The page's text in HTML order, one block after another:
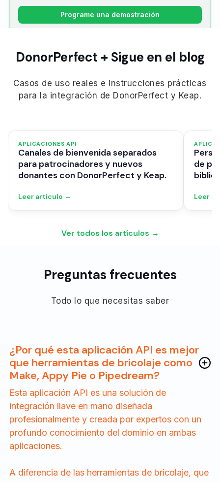
Programe una demostración
DonorPerfect + Sigue en el blog
Casos de uso reales e instrucciones prácticas
para la integración de DonorPerfect y Keap.
APLICACIONES API
Canales de bienvenida separados
para patrocinadores y nuevos
donantes con DonorPerfect y Keap.
Leer artículo →
de
Leer
Ver todos los artículos →
Preguntas frecuentes
Todo lo que necesitas saber
¿Por qué esta aplicación API es mejor
que herramientas de bricolaje como
Make, Appy Pie o Pipedream?
Esta aplicación API es una solución de
integración llave en mano diseñada
profesionalmente y creada por expertos con un
profundo conocimiento del dominio en ambas
aplicaciones.
A diferencia de las herramientas de bricolaje, que